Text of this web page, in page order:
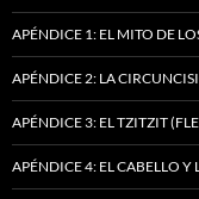
APÉNDICE 1: EL MITO DE
APÉNDICE 2: LA
APÉNDICE 3: EL TZITZIT
APÉNDICE 4: EL CABELLO